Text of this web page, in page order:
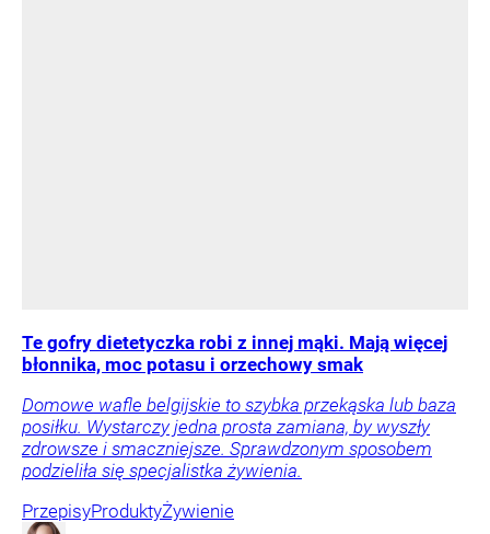
Te gofry dietetyczka robi z innej mąki. Mają więcej
błonnika, moc potasu i orzechowy smak
Domowe wafle belgijskie to szybka przekąska lub baza
posiłku. Wystarczy jedna prosta zamiana, by wyszły
zdrowsze i smaczniejsze. Sprawdzonym sposobem
podzieliła się specjalistka żywienia.
PrzepisyProduktyŻywienie